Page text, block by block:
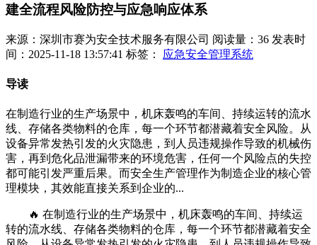
建全流程风险防控与应急响应体系
来源：深圳市赛为安全技术服务有限公司 阅读量：36 发表时
间：2025-11-18 13:57:41 标签： 应急安全管理系统
导读
在制造行业的生产场景中，机床轰鸣的车间、持续运转的流水
线、存储各类物料的仓库，每一个环节都潜藏着安全风险。从
设备异常发热引发的火灾隐患，到人员违规操作导致的机械伤
害，再到危化品泄漏带来的环境危害，任何一个风险点的失控
都可能引发严重后果。而安全生产管理作为制造企业的核心管
理模块，其效能直接关系到企业的...
🔥 在制造行业的生产场景中，机床轰鸣的车间、持续运
转的流水线、存储各类物料的仓库，每一个环节都潜藏着安全